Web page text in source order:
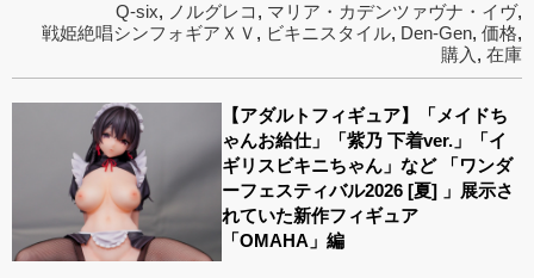
Q-six, ノルグレコ , マリア・カデンツァヴナ・イヴ,
戦姫絶唱シンフォギアＸＶ , ビキニスタイル, Den-Gen, 価格,
購入, 在庫
【アダルトフィギュア】「メイドち
ゃんお給仕」「紫乃 下着ver.」「イ
ギリスビキニちゃん」など 「ワンダ
ーフェスティバル2026 [夏] 」展示さ
れていた新作フィギュア
「OMAHA」編